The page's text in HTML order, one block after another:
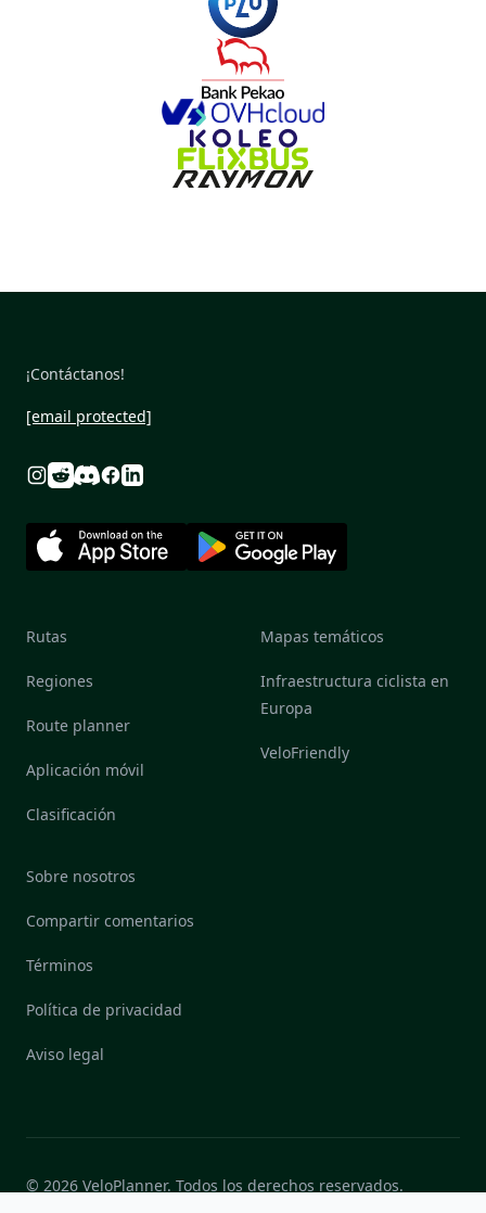
¡Contáctanos!
[email protected]
Instagram
RedditDiscord
Facebook
Linkedin
Rutas
Regiones
Route planner
Aplicación móvil
Clasificación
Mapas temáticos
Infraestructura ciclista en
Europa
VeloFriendly
Sobre nosotros
Compartir comentarios
Términos
Política de privacidad
Aviso legal
© 2026 VeloPlanner. Todos los derechos reservados.